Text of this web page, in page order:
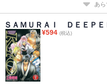
あ
ＳＡＭＵＲＡＩ ＤＥＥＰ
¥594 (税込)